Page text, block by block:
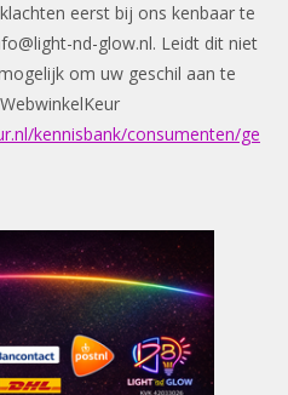
eerst bij ons kenbaar te
nd-glow.nl. Leidt dit niet
om uw geschil aan te
kennisbank/consumenten/ge